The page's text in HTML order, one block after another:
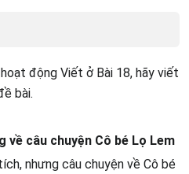
động Viết ở Bài 18, hãy viết
bài.
câu chuyện Cô bé Lọ Lem
nhưng câu chuyện về Cô bé